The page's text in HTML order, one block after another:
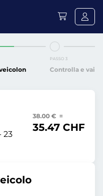
PASSO 3
Controlla e vai
23
38.00 € =
35.47 CHF